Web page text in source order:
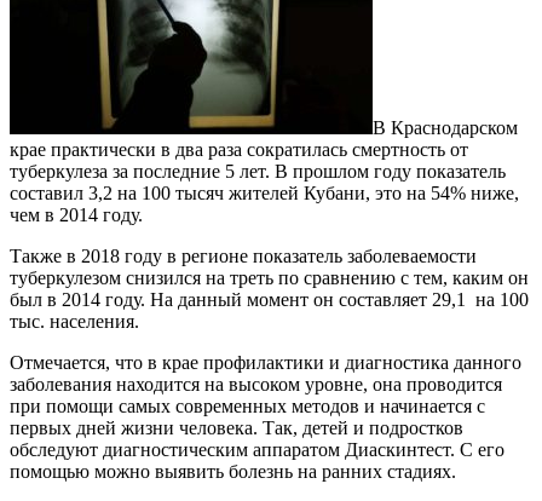
В Краснодарском
крае практически в два раза сократилась смертность от
туберкулеза за последние 5 лет. В прошлом году показатель
составил 3,2 на 100 тысяч жителей Кубани, это на 54% ниже,
чем в 2014 году.
Также в 2018 году в регионе показатель заболеваемости
туберкулезом снизился на треть по сравнению с тем, каким он
был в 2014 году. На данный момент он составляет 29,1 на 100
тыс. населения.
Отмечается, что в крае профилактики и диагностика данного
заболевания находится на высоком уровне, она проводится
при помощи самых современных методов и начинается с
первых дней жизни человека. Так, детей и подростков
обследуют диагностическим аппаратом Диаскинтест. С его
помощью можно выявить болезнь на ранних стадиях.